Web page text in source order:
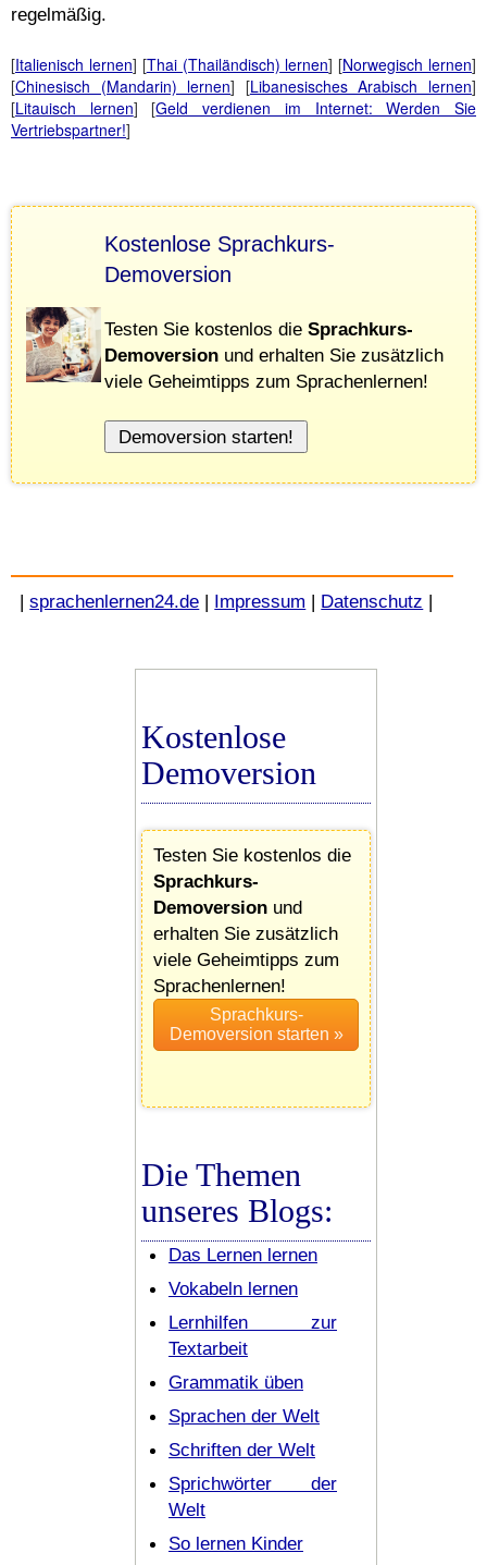
regelmäßig.
[Italienisch lernen] [Thai (Thailändisch) lernen] [Norwegisch lernen]
[Chinesisch (Mandarin) lernen] [Libanesisches Arabisch lernen]
[Litauisch lernen] [Geld verdienen im Internet: Werden Sie
Vertriebspartner!]
Kostenlose Sprachkurs-
Demoversion
Testen Sie kostenlos die Sprachkurs-
Demoversion und erhalten Sie zusätzlich
viele Geheimtipps zum Sprachenlernen!
|sprachenlernen24.de | Impressum | Datenschutz |
Kostenlose
Demoversion
Testen Sie kostenlos die
Sprachkurs-
Demoversion und
erhalten Sie zusätzlich
viele Geheimtipps zum
Sprachenlernen!
Die Themen
unseres Blogs:
Das Lernen lernen
Vokabeln lernen
Lernhilfen zur
Textarbeit
Grammatik üben
Sprachen der Welt
Schriften der Welt
Sprichwörter der
Welt
So lernen Kinder